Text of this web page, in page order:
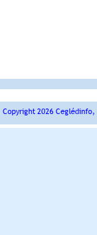
Copyright 2026